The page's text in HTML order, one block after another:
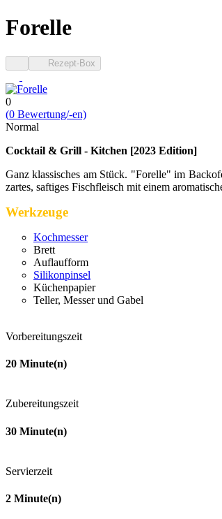
Forelle
Rezept-Box
0
(0 Bewert­ung/-en)
Normal
Cocktail & Grill - Kitchen [2023 Edition]
Ganz klassisches am Stück. "Forelle" im
zartes, saftiges Fischfleisch mit einem
Werkzeuge
Kochmesser
Brett
Auflaufform
Silikonpinsel
Küchenpapier
Teller, Messer und Gabel
Vorbereitungszeit
20 Minute(n)
Zubereitungszeit
30 Minute(n)
Servierzeit
2 Minute(n)